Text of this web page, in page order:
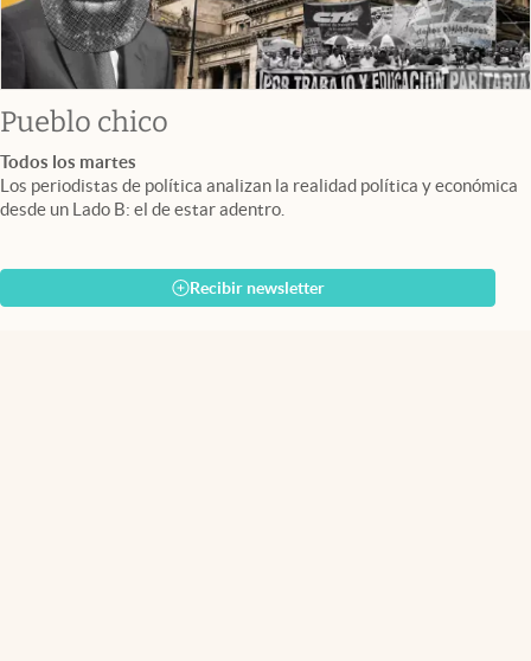
Pueblo chico
Todos los martes
Los periodistas de política analizan la realidad política y económica
desde un Lado B: el de estar adentro.
Recibir newsletter